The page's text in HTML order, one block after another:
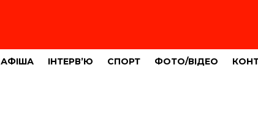
АФІША ІНТЕРВ’Ю СПОРТ ФОТО/ВІДЕО